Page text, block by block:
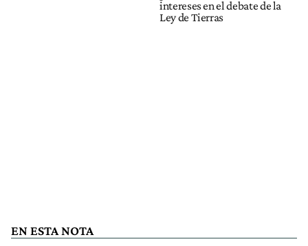
intereses en el debate de la
Ley de Tierras
EN ESTA NOTA